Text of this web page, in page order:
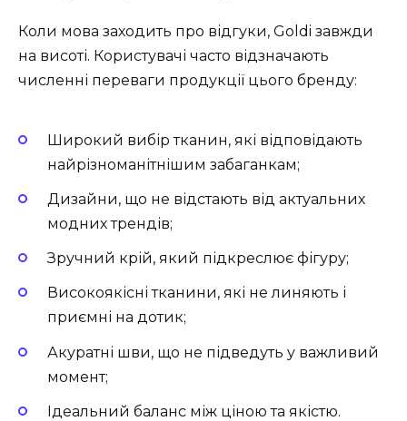
Коли мова заходить про відгуки, Goldi завжди
на висоті. Користувачі часто відзначають
численні переваги продукції цього бренду:
Широкий вибір тканин, які відповідають
найрізноманітнішим забаганкам;
Дизайни, що не відстають від актуальних
модних трендів;
Зручний крій, який підкреслює фігуру;
Високоякісні тканини, які не линяють і
приємні на дотик;
Акуратні шви, що не підведуть у важливий
момент;
Ідеальний баланс між ціною та якістю.